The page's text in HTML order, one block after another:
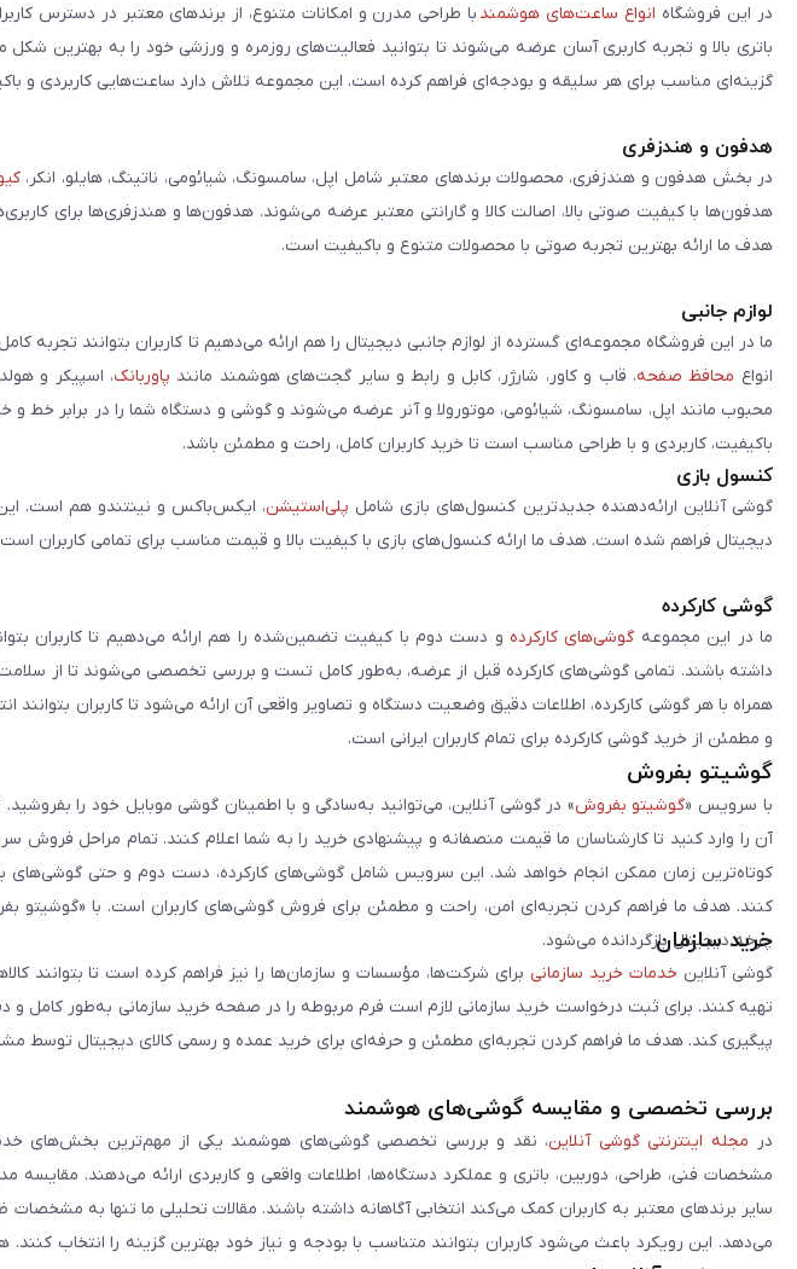
در این فروشگاه انواع ساعت‌های هوشمند با طراحی مدرن و امکانات متنوع، از برندهای معتبر در دسترس
باتری بالا و تجربه کاربری آسان عرضه می‌شوند تا بتوانید فعالیت‌های روزمره و ورزشی خود را به بهترین
گزینه‌ای مناسب برای هر سلیقه و بودجه‌ای فراهم کرده است. این مجموعه تلاش دارد ساعت‌هایی کاربردی و
هدفون و هندزفری
در بخش هدفون و هندزفری، محصولات برندهای معتبر شامل اپل، سامسونگ، شیائومی، ناتینگ، هایلو، انکر،
هدفون‌ها با کیفیت صوتی بالا، اصالت کالا و گارانتی معتبر عرضه می‌شوند. هدفون‌ها و هندزفری‌ها برای
هدف ما ارائه بهترین تجربه صوتی با محصولات متنوع و باکیفیت است.
لوازم جانبی
ما در این فروشگاه مجموعه‌ای گسترده از لوازم جانبی دیجیتال را هم ارائه می‌دهیم تا کاربران بتوانند
انواع محافظ صفحه، قاب و کاور، شارژر، کابل و رابط و سایر گجت‌های هوشمند مانند پاوربانک، اسپیکر و
محبوب مانند اپل، سامسونگ، شیائومی، موتورولا و آنر عرضه می‌شوند و گوشی و دستگاه شما را در برابر
باکیفیت، کاربردی و با طراحی مناسب است تا خرید کاربران کامل، راحت و مطمئن باشد.
کنسول بازی
گوشی آنلاین ارائه‌دهنده جدیدترین کنسول‌های بازی شامل پلی‌استیشن، ایکس‌باکس و نینتندو هم است.
دیجیتال فراهم شده است. هدف ما ارائه کنسول‌های بازی با کیفیت بالا و قیمت مناسب برای تمامی کاربران
گوشی کارکرده
ما در این مجموعه گوشی‌های کارکرده و دست دوم با کیفیت تضمین‌شده را هم ارائه می‌دهیم تا کاربران
داشته باشند. تمامی گوشی‌های کارکرده قبل از عرضه، به‌طور کامل تست و بررسی تخصصی می‌شوند تا از
همراه با هر گوشی کارکرده، اطلاعات دقیق وضعیت دستگاه و تصاویر واقعی آن ارائه می‌شود تا کاربران بتوانند
و مطمئن از خرید گوشی کارکرده برای تمام کاربران ایرانی است.
گوشیتو بفروش
با سرویس «گوشیتو بفروش» در گوشی آنلاین، می‌توانید به‌سادگی و با اطمینان گوشی موبایل خود را
آن را وارد کنید تا کارشناسان ما قیمت منصفانه و پیشنهادی خرید را به شما اعلام کنند. تمام مراحل
کوتاه‌ترین زمان ممکن انجام خواهد شد. این سرویس شامل گوشی‌های کارکرده، دست دوم و حتی گوشی‌های با
کنند. هدف ما فراهم کردن تجربه‌ای امن، راحت و مطمئن برای فروش گوشی‌های کاربران است. با «گوشیتو
چرخه دیجیتال بازگردانده می‌شود.
خرید سازمان
گوشی آنلاین خدمات خرید سازمانی برای شرکت‌ها، مؤسسات و سازمان‌ها را نیز فراهم کرده است تا بتوانند
تهیه کنند. برای ثبت درخواست خرید سازمانی لازم است فرم مربوطه را در صفحه خرید سازمانی به‌طور کامل و
پیگیری کند. هدف ما فراهم کردن تجربه‌ای مطمئن و حرفه‌ای برای خرید عمده و رسمی کالای دیجیتال توسط
بررسی تخصصی و مقایسه گوشی‌های هوشمند
در مجله اینترنتی گوشی آنلاین، نقد و بررسی تخصصی گوشی‌های هوشمند یکی از مهم‌ترین بخش‌های
مشخصات فنی، طراحی، دوربین، باتری و عملکرد دستگاه‌ها، اطلاعات واقعی و کاربردی ارائه می‌دهند.
سایر برندهای معتبر به کاربران کمک می‌کند انتخابی آگاهانه داشته باشند. مقالات تحلیلی ما تنها به
می‌دهد. این رویکرد باعث می‌شود کاربران بتوانند متناسب با بودجه و نیاز خود بهترین گزینه را انتخاب